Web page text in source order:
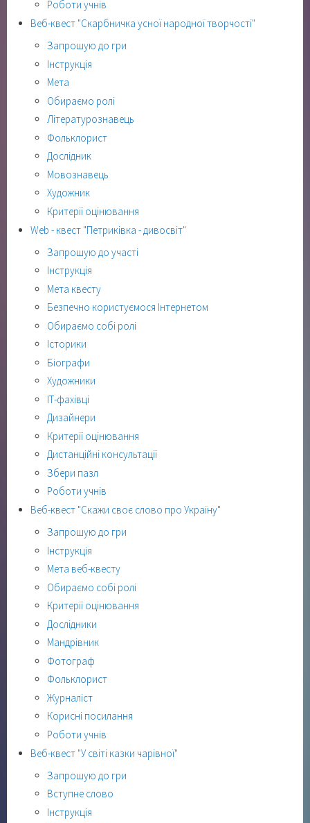
Роботи учнів
Веб-квест "Скарбничка усної народної творчості"
Запрошую до гри
Інструкція
Мета
Обираємо ролі
Літературознавець
Фольклорист
Дослідник
Мовознавець
Художник
Критерії оцінювання
Web - квест "Петриківка - дивосвіт"
Запрошую до участі
Інструкція
Мета квесту
Безпечно користуємося Інтернетом
Обираємо собі ролі
Історики
Біографи
Художники
ІТ-фахівці
Дизайнери
Критерії оцінювання
Дистанційні консультації
Збери пазл
Роботи учнів
Веб-квест "Скажи своє слово про Україну"
Запрошую до гри
Інструкція
Мета веб-квесту
Обираємо собі ролі
Критерії оцінювання
Дослідники
Мандрівник
Фотограф
Фольклорист
Журналіст
Корисні посилання
Роботи учнів
Веб-квест "У світі казки чарівної"
Запрошую до гри
Вступне слово
Інструкція